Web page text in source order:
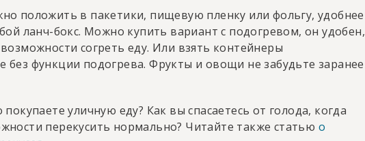
положить в пакетики, пищевую пленку или фольгу, удобнее
ланч-бокс. Можно купить вариант с подогревом, он удобен,
согреть еду. Или взять контейнеры
без функции подогрева. Фрукты и овощи не забудьте заранее
покупаете уличную еду? Как вы спасаетесь от голода, когда
перекусить нормально? Читайте также статью о